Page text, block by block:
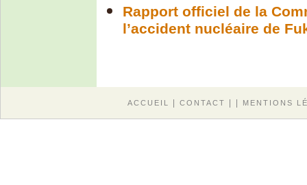
Rapport officiel de la
l’accident nucléaire de
ACCUEIL | CONTACT | | MENTIONS